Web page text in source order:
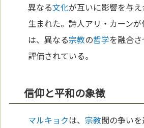
異なる文化が互いに影響を与
生まれた。詩人アリ・カーン
は、異なる宗教の哲学を融合
評価されている。
信仰と平和の象徴
マルキョクは、 宗教間の争い